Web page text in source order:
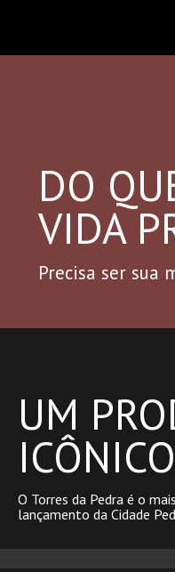
DO
VIDA
Precisa ser sua
UM
ICÔNICO
O Torres da Pedra é o
lançamento da Cidade